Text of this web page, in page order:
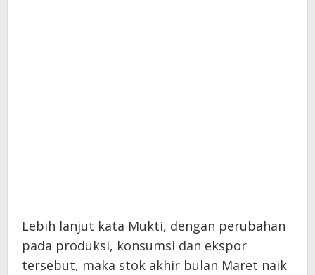
Lebih lanjut kata Mukti, dengan perubahan
pada produksi, konsumsi dan ekspor
tersebut, maka stok akhir bulan Maret naik